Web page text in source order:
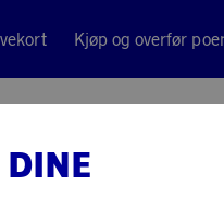
Kjøp og overfør
Borganäs of